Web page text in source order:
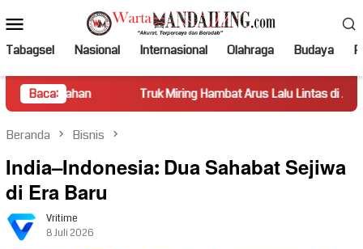
ke
kontenMobile
Tabagsel Nasional Internasional Olahraga Budaya
Baca: Truk Miring Hambat Arus Lalu Lintas di Jalan
Beranda Bisnis
India–Indonesia: Dua Sahabat Sejiwa
di Era Baru
Vritime
8 Juli 2026